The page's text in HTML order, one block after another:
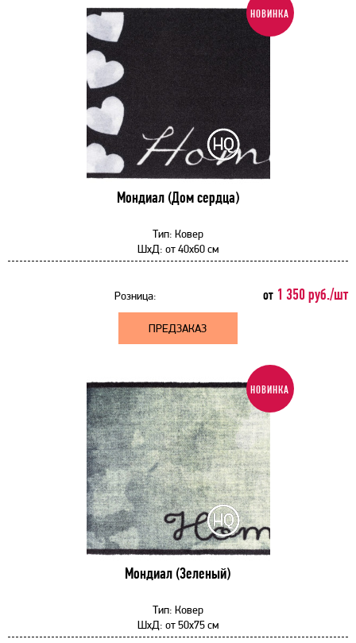
НОВИНКА
Мондиал (Дом сердца)
Тип: Ковер
ШхД: от40x60 см
Розница: от 1 350 руб./шт
ПРЕДЗАКАЗ
НОВИНКА
Мондиал (Зеленый)
Тип: Ковер
ШхД: от50x75 см